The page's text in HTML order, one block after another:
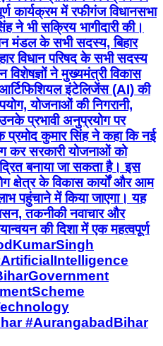
कार्यक्रम में रफीगंज विधानसभा
ने भी सक्रिय भागीदारी की।
मंडल के सभी सदस्य, बिहार
विधान परिषद के सभी सदस्य
विशेषज्ञों ने मुख्यमंत्री विकास
आर्टिफिशियल इंटेलिजेंस (AI) की
योजनाओं की निगरानी,
प्रभावी अनुप्रयोग पर
प्रमोद कुमार सिंह ने कहा कि नई
कर सरकारी योजनाओं को
बनाया जा सकता है। इस
क्षेत्र के विकास कार्यों और आम
पहुंचाने में किया जाएगा। यह
तकनीकी नवाचार और
की दिशा में एक महत्वपूर्ण
#AurangabadBihar